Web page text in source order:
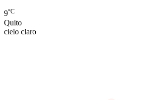
9°C
Quito
cielo claro